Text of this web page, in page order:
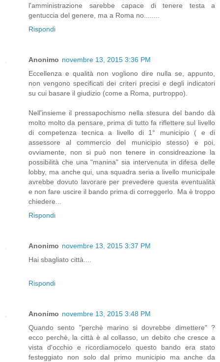
l'amministrazione sarebbe capace di tenere testa a
gentuccia del genere, ma a Roma no........
Rispondi
Anonimo novembre 13, 2015 3:36 PM
Eccellenza e qualità non vogliono dire nulla se, appunto,
non vengono specificati dei criteri precisi e degli indicatori
su cui basare il giudizio (come a Roma, purtroppo).
Nell'insieme il pressapochismo nella stesura del bando dà
molto molto da pensare, prima di tutto fa riflettere sul livello
di competenza tecnica a livello di 1° municipio ( e di
assessore al commercio del municipio stesso) e poi,
ovviamente, non si può non tenere in considreazione la
possibilità che una "manina" sia intervenuta in difesa delle
lobby, ma anche qui, una squadra seria a livello municipale
avrebbe dovuto lavorare per prevedere questa eventualità
e non fare uscire il bando prima di correggerlo. Ma è troppo
chiedere...
Rispondi
Anonimo novembre 13, 2015 3:37 PM
Hai sbagliato città....
Rispondi
Anonimo novembre 13, 2015 3:48 PM
Quando sento "perchè marino si dovrebbe dimettere" ?
ecco perchè, la città è al collasso, un debito che cresce a
vista d'occhio e ricordiamocelo questo bando era stato
festeggiato non solo dal primo municipio ma anche da